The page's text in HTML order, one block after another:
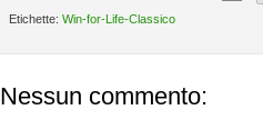
Etichette: Win-for-Life-Classico
Nessun commento: